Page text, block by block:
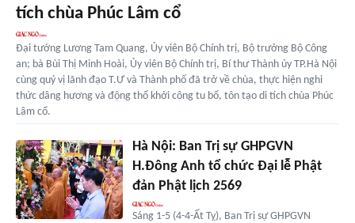
tích chùa Phúc Lâm cổ
Đại tướng Lương Tam Quang, Ủy viên Bộ Chính trị, Bộ trưởng Bộ Công
an; bà Bùi Thị Minh Hoài, Ủy viên Bộ Chính trị, Bí thư Thành ủy TP.Hà Nội
cùng quý vị lãnh đạo T.Ư và Thành phố đã trở về chùa, thực hiện nghi
thức dâng hương và động thổ khởi công tu bổ, tôn tạo di tích chùa Phúc
Lâm cổ.
Hà Nội: Ban Trị sự GHPGVN
H.Đông Anh tổ chức Đại lễ Phật
đản Phật lịch 2569
Sáng 1-5 (4-4-Ất Tỵ), Ban Trị sự GHPGVN